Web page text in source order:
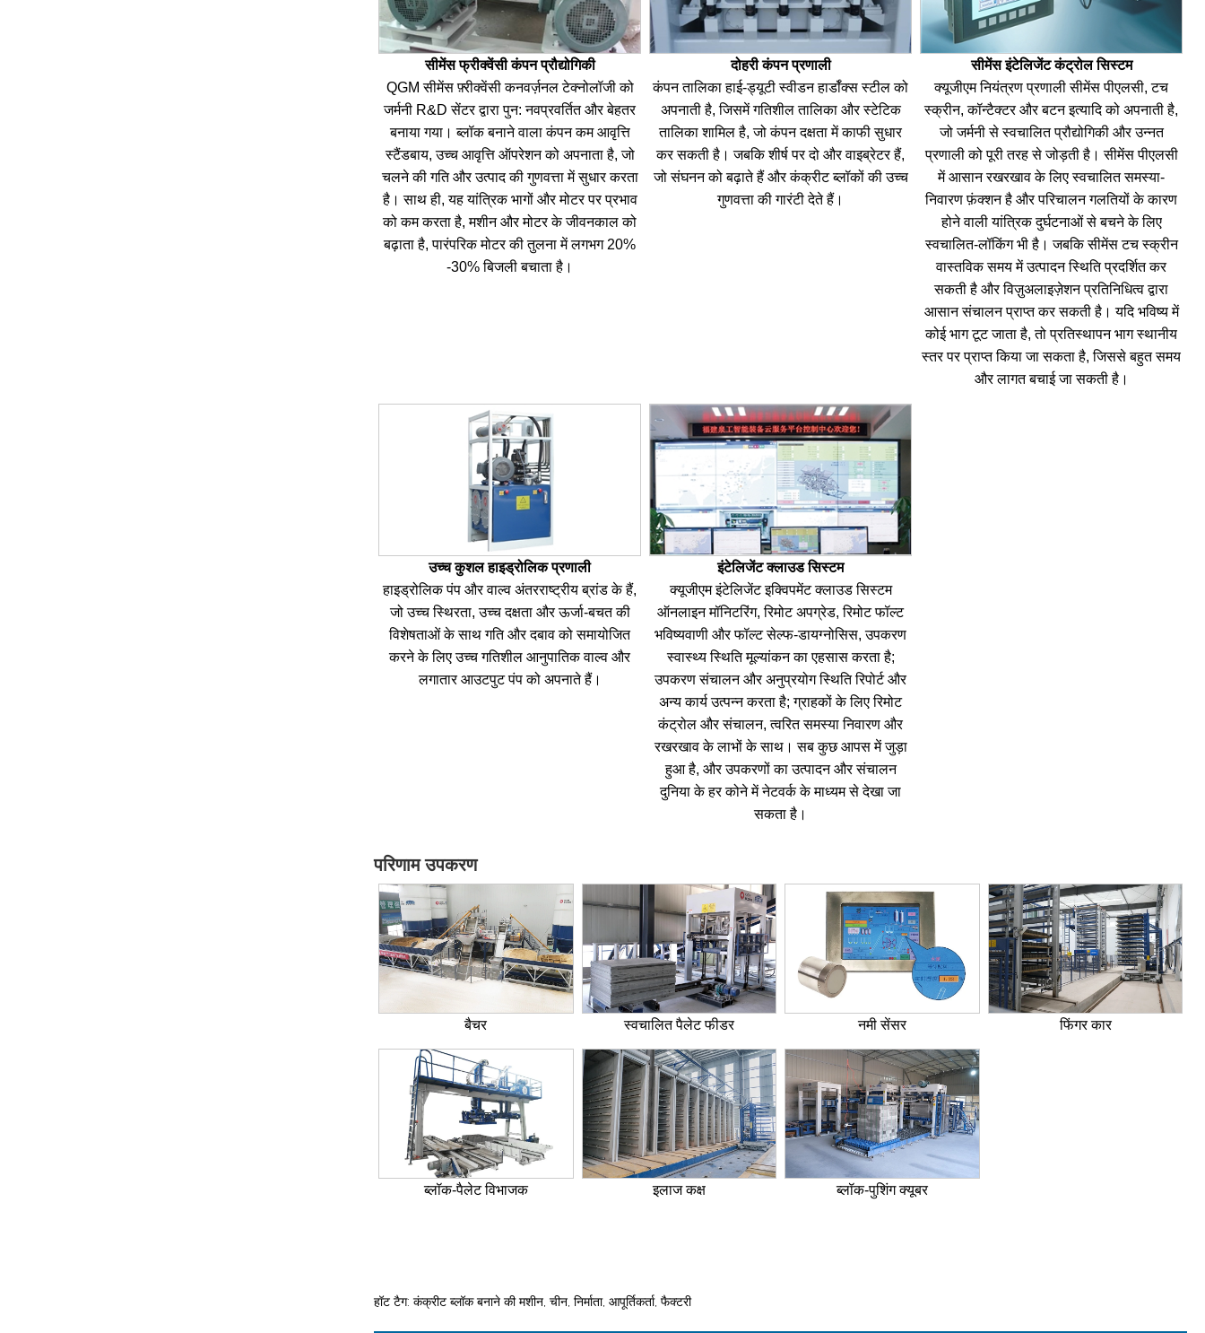
सीमेंस फ्रीक्वेंसी कंपन प्रौद्योगिकी
QGM सीमेंस फ़्रीक्वेंसी कनवर्ज़नल टेक्नोलॉजी को
जर्मनी R&D सेंटर द्वारा पुन: नवप्रवर्तित और बेहतर
बनाया गया। ब्लॉक बनाने वाला कंपन कम आवृत्ति
स्टैंडबाय, उच्च आवृत्ति ऑपरेशन को अपनाता है, जो
चलने की गति और उत्पाद की गुणवत्ता में सुधार करता
है। साथ ही, यह यांत्रिक भागों और मोटर पर प्रभाव
को कम करता है, मशीन और मोटर के जीवनकाल को
बढ़ाता है, पारंपरिक मोटर की तुलना में लगभग 20%
-30% बिजली बचाता है।
दोहरी कंपन प्रणाली
कंपन तालिका हाई-ड्यूटी स्वीडन हार्डॉक्स स्टील को
अपनाती है, जिसमें गतिशील तालिका और स्टेटिक
तालिका शामिल है, जो कंपन दक्षता में काफी सुधार
कर सकती है। जबकि शीर्ष पर दो और वाइब्रेटर हैं,
जो संघनन को बढ़ाते हैं और कंक्रीट ब्लॉकों की उच्च
गुणवत्ता की गारंटी देते हैं।
सीमेंस इंटेलिजेंट कंट्रोल सिस्टम
क्यूजीएम नियंत्रण प्रणाली सीमेंस पीएलसी, टच
स्क्रीन, कॉन्टैक्टर और बटन इत्यादि को अपनाती है,
जो जर्मनी से स्वचालित प्रौद्योगिकी और उन्नत
प्रणाली को पूरी तरह से जोड़ती है। सीमेंस पीएलसी
में आसान रखरखाव के लिए स्वचालित समस्या-
निवारण फ़ंक्शन है और परिचालन गलतियों के कारण
होने वाली यांत्रिक दुर्घटनाओं से बचने के लिए
स्वचालित-लॉकिंग भी है। जबकि सीमेंस टच स्क्रीन
वास्तविक समय में उत्पादन स्थिति प्रदर्शित कर
सकती है और विज़ुअलाइज़ेशन प्रतिनिधित्व द्वारा
आसान संचालन प्राप्त कर सकती है। यदि भविष्य में
कोई भाग टूट जाता है, तो प्रतिस्थापन भाग स्थानीय
स्तर पर प्राप्त किया जा सकता है, जिससे बहुत समय
और लागत बचाई जा सकती है।
उच्च कुशल हाइड्रोलिक प्रणाली
हाइड्रोलिक पंप और वाल्व अंतरराष्ट्रीय ब्रांड के हैं,
जो उच्च स्थिरता, उच्च दक्षता और ऊर्जा-बचत की
विशेषताओं के साथ गति और दबाव को समायोजित
करने के लिए उच्च गतिशील आनुपातिक वाल्व और
लगातार आउटपुट पंप को अपनाते हैं।
इंटेलिजेंट क्लाउड सिस्टम
क्यूजीएम इंटेलिजेंट इक्विपमेंट क्लाउड सिस्टम
ऑनलाइन मॉनिटरिंग, रिमोट अपग्रेड, रिमोट फॉल्ट
भविष्यवाणी और फॉल्ट सेल्फ-डायग्नोसिस, उपकरण
स्वास्थ्य स्थिति मूल्यांकन का एहसास करता है;
उपकरण संचालन और अनुप्रयोग स्थिति रिपोर्ट और
अन्य कार्य उत्पन्न करता है; ग्राहकों के लिए रिमोट
कंट्रोल और संचालन, त्वरित समस्या निवारण और
रखरखाव के लाभों के साथ। सब कुछ आपस में जुड़ा
हुआ है, और उपकरणों का उत्पादन और संचालन
दुनिया के हर कोने में नेटवर्क के माध्यम से देखा जा
सकता है।
परिणाम उपकरण
बैचर स्वचालित पैलेट फीडर नमी सेंसर फिंगर कार
ब्लॉक-पैलेट विभाजक इलाज कक्ष ब्लॉक-पुशिंग क्यूबर
हॉट टैग: कंक्रीट ब्लॉक बनाने की मशीन, चीन, निर्माता, आपूर्तिकर्ता, फैक्टरी